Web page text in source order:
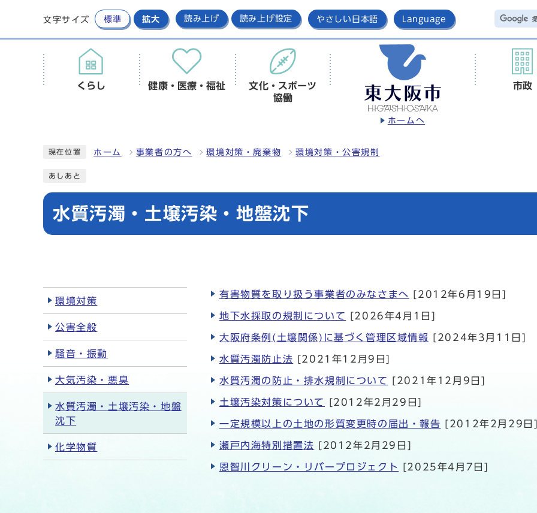
文字サイズ 標準 拡大 読み上げ 読み上げ設定 やさしい日本語 Language
ホームへ
くらし 健康・医療・福祉
文化・スポーツ
協働
市政
現在位置 ホーム 事業者の方へ 環境対策・廃棄物 環境対策・公害規制
あしあと
水質汚濁・土壌汚染・地盤沈下
有害物質を取り扱う事業者のみなさまへ [2012年6月19日]
地下水採取の規制について [2026年4月1日]
大阪府条例(土壌関係)に基づく管理区域情報 [2024年3月11日]
水質汚濁防止法 [2021年12月9日]
水質汚濁の防止・排水規制について [2021年12月9日]
土壌汚染対策について [2012年2月29日]
一定規模以上の土地の形質変更時の届出・報告 [2012年2月29日
瀬戸内海特別措置法 [2012年2月29日]
恩智川クリーン・リバープロジェクト [2025年4月7日]
環境対策
公害全般
騒音・振動
大気汚染・悪臭
水質汚濁・土壌汚染・地盤
沈下
化学物質